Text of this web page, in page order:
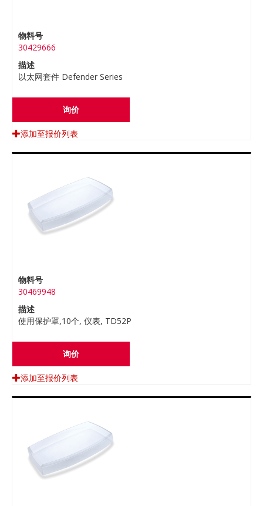
物料号
30429666
描述
以太网套件 Defender Series
询价
添加至报价列表
物料号
30469948
描述
使用保护罩,10个, 仪表, TD52P
询价
添加至报价列表